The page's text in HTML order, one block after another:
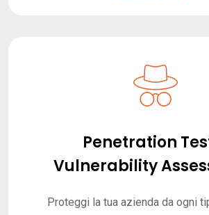
Penetration
Vulnerability
Proteggi la tua azienda da ogni